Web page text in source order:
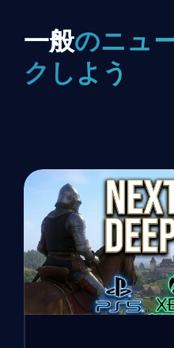
一般のニュ
クしよう